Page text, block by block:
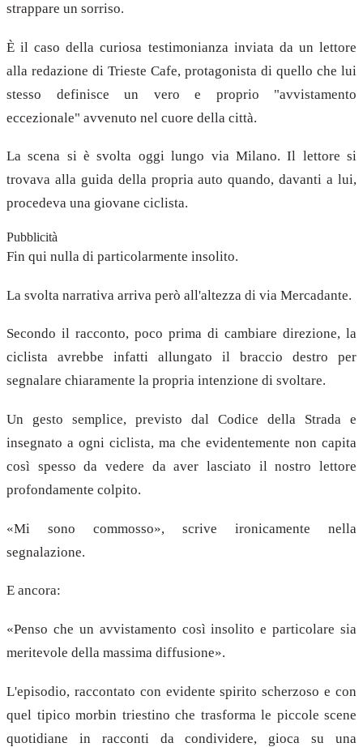
strappare un sorriso.
È il caso della curiosa testimonianza inviata da un lettore
alla redazione di Trieste Cafe, protagonista di quello che lui
stesso definisce un vero e proprio "avvistamento
eccezionale" avvenuto nel cuore della città.
La scena si è svolta oggi lungo via Milano. Il lettore si
trovava alla guida della propria auto quando, davanti a lui,
procedeva una giovane ciclista.
Pubblicità
Fin qui nulla di particolarmente insolito.
La svolta narrativa arriva però all'altezza di via Mercadante.
Secondo il racconto, poco prima di cambiare direzione, la
ciclista avrebbe infatti allungato il braccio destro per
segnalare chiaramente la propria intenzione di svoltare.
Un gesto semplice, previsto dal Codice della Strada e
insegnato a ogni ciclista, ma che evidentemente non capita
così spesso da vedere da aver lasciato il nostro lettore
profondamente colpito.
«Mi sono commosso», scrive ironicamente nella
segnalazione.
E ancora:
«Penso che un avvistamento così insolito e particolare sia
meritevole della massima diffusione».
L'episodio, raccontato con evidente spirito scherzoso e con
quel tipico morbin triestino che trasforma le piccole scene
quotidiane in racconti da condividere, gioca su una